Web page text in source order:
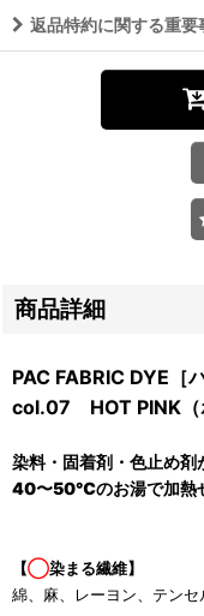
返品特約に関する重要
商品詳細
PAC FABRIC DYE［
col.07 HOT PINK（
染料・固着剤・色止め剤
40〜50℃のお湯で加熱
【◯染まる繊維】
綿、麻、レーヨン、テン